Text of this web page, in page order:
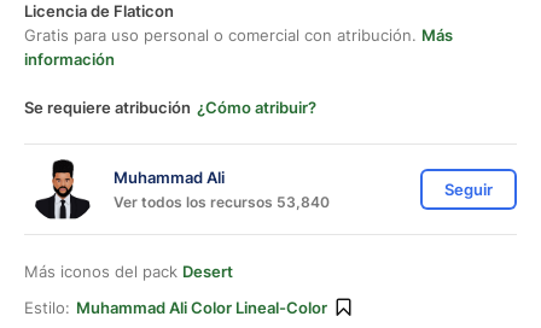
Licencia de Flaticon
Gratis para uso personal o comercial con atribución. Más
información
Se requiere atribución ¿Cómo atribuir?
Muhammad Ali
Ver todos los recursos 53,840
Seguir
Más iconos del pack Desert
Estilo: Muhammad Ali Color Lineal-Color